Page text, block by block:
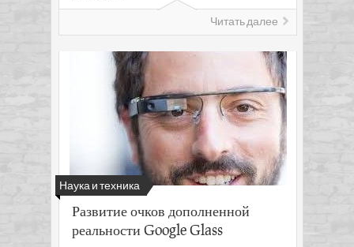
Читать далее
Наука и техника
Развитие очков дополненной
реальности Google Glass